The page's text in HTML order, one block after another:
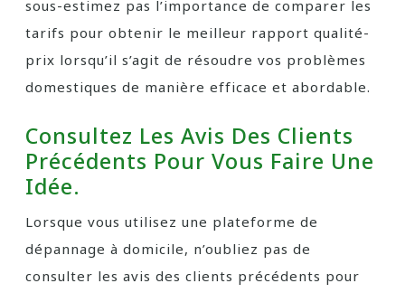
sous-estimez pas l’importance de comparer les
tarifs pour obtenir le meilleur rapport qualité-
prix lorsqu’il s’agit de résoudre vos problèmes
domestiques de manière efficace et abordable.
Consultez Les Avis Des Clients
Précédents Pour Vous Faire Une
Idée.
Lorsque vous utilisez une plateforme de
dépannage à domicile, n’oubliez pas de
consulter les avis des clients précédents pour